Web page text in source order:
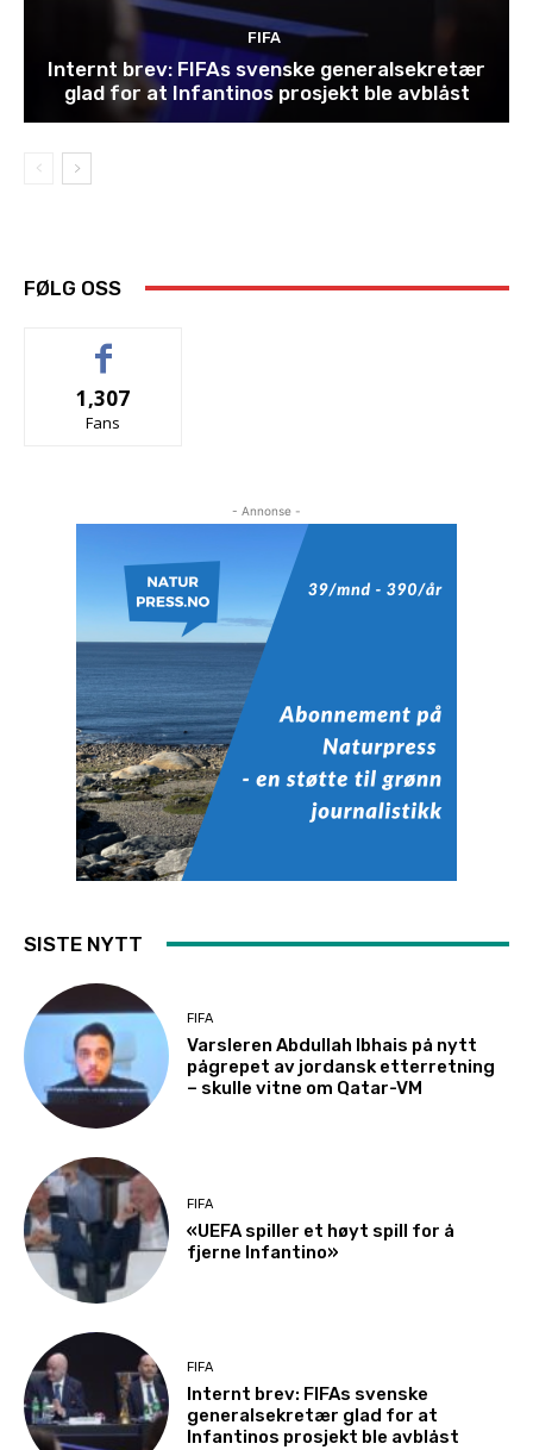
FIFA
Internt brev: FIFAs svenske generalsekretær
glad for at Infantinos prosjekt ble avblåst
FØLG OSS
1,307
Fans
- Annonse -
SISTE NYTT
FIFA
Varsleren Abdullah Ibhais på nytt
pågrepet av jordansk etterretning
– skulle vitne om Qatar-VM
FIFA
«UEFA spiller et høyt spill for å
fjerne Infantino»
FIFA
Internt brev: FIFAs svenske
generalsekretær glad for at
Infantinos prosjekt ble avblåst